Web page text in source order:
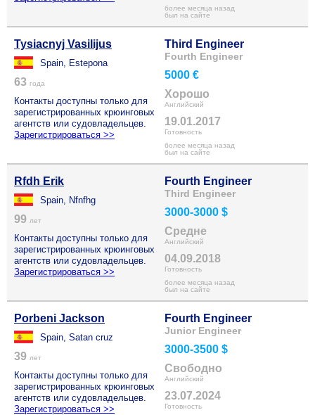
более месяца назад
был на сайте
Tysiacnyj Vasilijus
Spain, Estepona
63 года
Контакты доступны только для
зарегистрированных крюинговых
агентств или судовладельцев.
Зарегистрироваться >>
Third Engineer
Fourth Engineer
5000 €
Хорошо
Английский
19.01.2017
Готовность
более месяца назад
был на сайте
Rfdh Erik
Spain, Nfnfhg
99 лет
Контакты доступны только для
зарегистрированных крюинговых
агентств или судовладельцев.
Зарегистрироваться >>
Fourth Engineer
Third Engineer
3000-3000 $
Средне
Английский
04.09.2018
Готовность
более месяца назад
был на сайте
Porbeni Jackson
Spain, Satan cruz
39 лет
Контакты доступны только для
зарегистрированных крюинговых
агентств или судовладельцев.
Зарегистрироваться >>
Fourth Engineer
Junior Engineer
3000-3500 $
Свободно
Английский
23.07.2024
Готовность